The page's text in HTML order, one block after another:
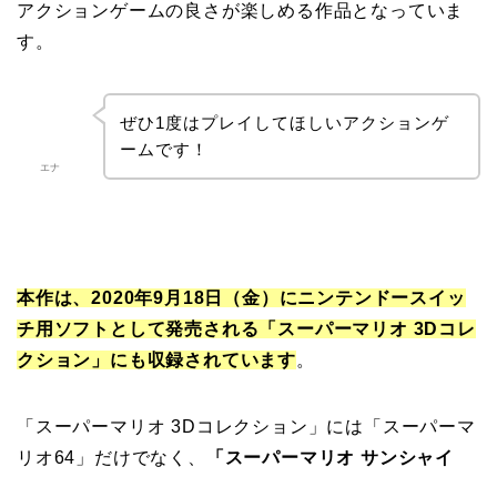
アクションゲームの良さが楽しめる作品となっていま
す。
エナ
ぜひ1度はプレイしてほしいアクションゲ
ームです！
本作は、2020年9月18日（金）にニンテンドースイッ
チ用ソフトとして発売される「スーパーマリオ 3Dコレ
クション」にも収録されています。
「スーパーマリオ 3Dコレクション」には「スーパーマ
リオ64」だけでなく、
「スーパーマリオ サンシャイ